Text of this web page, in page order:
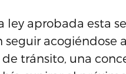
ley aprobada esta
acogiéndose
tránsito, una